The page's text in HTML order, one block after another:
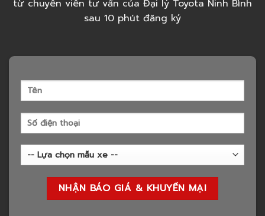
từ chuyên viên tư vấn của Đại lý Toyota Ninh Bình
sau 10 phút đăng ký